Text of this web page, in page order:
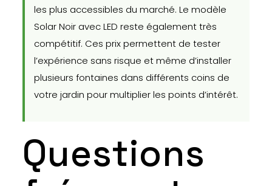
les plus accessibles du marché. Le modèle
Solar Noir avec LED reste également très
compétitif. Ces prix permettent de tester
l’expérience sans risque et même d’installer
plusieurs fontaines dans différents coins de
votre jardin pour multiplier les points d’intérêt.
Questions